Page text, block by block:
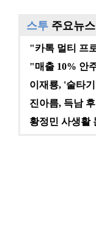
스투 주요뉴스
"매출 10% 안